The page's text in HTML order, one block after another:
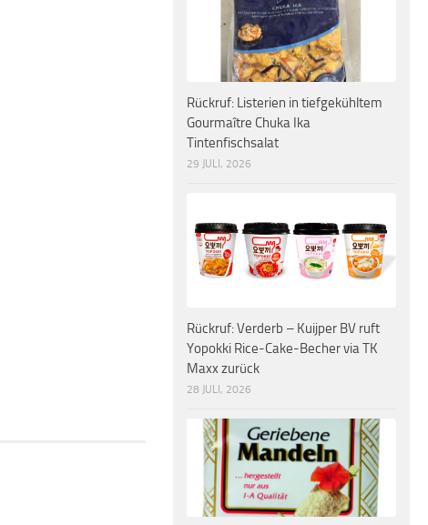
Rückruf: Listerien in tiefgekühltem
Gourmaître Chuka Ika
Tintenfischsalat
29 JULI, 2026
Rückruf: Verderb – Kuijper BV ruft
Yopokki Rice-Cake-Becher via TK
Maxx zurück
28 JULI, 2026